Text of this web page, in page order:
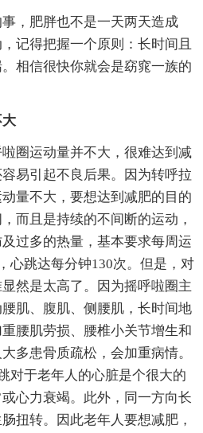
，肥胖也不是一天两天造成
记得把握一个原则：长时间且
相信很快你就会是窈窕一族的
圈运动量并不大，很难达到减
易引起不良后果。因为转呼拉
量不大，要想达到减肥的目的
而且是持续的不间断的运动，
过多的热量，基本要求每周运
心跳达每分钟130次。但是，对
然是太高了。因为摇呼啦圈主
肌、腹肌、侧腰肌，长时间地
腰肌劳损、腰椎小关节增生和
多患骨质疏松，会加重病情。
对于老年人的心脏是个很大的
心力衰竭。此外，同一方向长
扭转。因此老年人要想减肥，